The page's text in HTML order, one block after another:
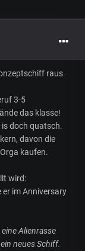
raus
3-5
das klasse!
doch quatsch.
davon die
kaufen.
wird:
er im Anniversary
Alienrasse
neues Schiff.